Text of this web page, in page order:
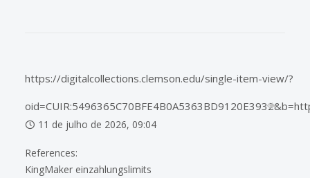
https://digitalcollections.clemson.edu/single-item-view/?
11 de julho de 2026, 09:04
References:
KingMaker einzahlungslimits